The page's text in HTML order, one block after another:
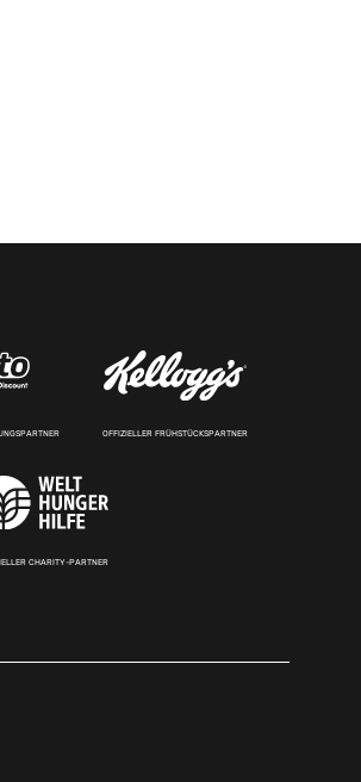
OFFIZIELLER FRÜHSTÜCKSPARTNER
CHARITY-PARTNER